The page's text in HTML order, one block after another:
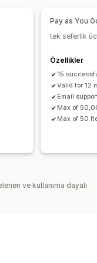
Pay as You
tek seferlik
Özellikler
15
Valid for 12
Email
Max of
Max of 50
ve kullanıma dayalı